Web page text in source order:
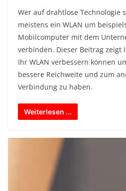
Wer auf drahtlose Technologie
meistens ein WLAN um
Mobilcomputer mit dem
verbinden. Dieser Beitrag zeigt
Ihr WLAN verbessern können
bessere Reichweite und zum
Verbindung zu haben.
Weiterlesen ...